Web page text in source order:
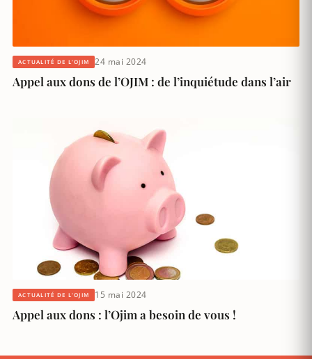
ACTUALITÉ DE L'OJIM 24 mai 2024
Appel aux dons de l’OJIM : de l’inquiétude dans l’air
ACTUALITÉ DE L'OJIM 15 mai 2024
Appel aux dons : l’Ojim a besoin de vous !